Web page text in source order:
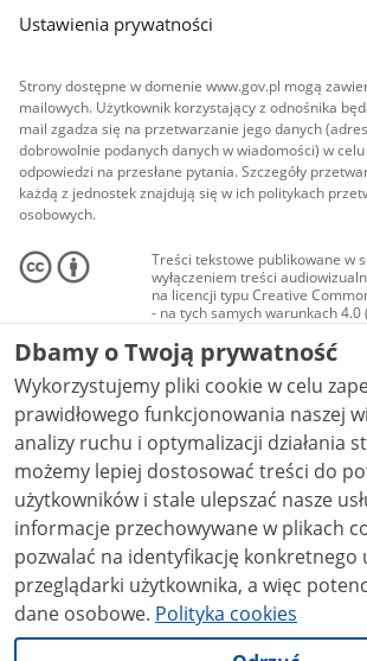
Ustawienia prywatności
Strony dostępne w domenie www.gov.pl mogą
mailowych. Użytkownik korzystający z odnośnika
mail zgadza się na przetwarzanie jego danych
dobrowolnie podanych danych w wiadomości) w celu
odpowiedzi na przesłane pytania. Szczegóły
każdą z jednostek znajdują się w ich politykach
osobowych.
Treści tekstowe publikowane w
wyłączeniem treści
na licencji typu Creative
- na tych samych warunkach 4.0
Materiały audiowizualne, w tym
audio i wideo, są udostępniane
Creative Commons: uznanie
niekomercyjne - bez utworów
NC-ND 4.0), o ile nie jest to
Dbamy o Twoją prywatność
Wykorzystujemy pliki cookie w celu
prawidłowego funkcjonowania naszej
analizy ruchu i optymalizacji działania strony.
możemy lepiej dostosować treści do
użytkowników i stale ulepszać nasze usługi.
informacje przechowywane w plikach
pozwalać na identyfikację konkretnego
przeglądarki użytkownika, a więc
dane osobowe. Polityka cookies